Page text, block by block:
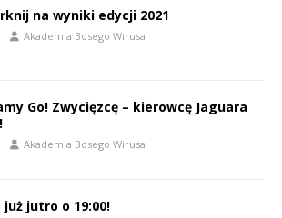
na wyniki edycji 2021
Akademia Bosego Wirusa
Go! Zwycięzcę – kierowcę Jaguara
Akademia Bosego Wirusa
już jutro o 19:00!